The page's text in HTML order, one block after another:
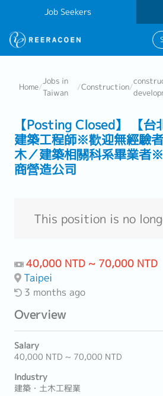
Job Seekers
Home/
Jobs in
Taiwan
/Construction/
【Posting Closed】 【台
建築工程師※歡迎無經驗
木／建築相關科系畢業者
商營造公司
This position is no
40,000 NTD ~ 70,000 NTD
Taipei
3 months ago
Overview
Salary
40,000 NTD ~ 70,000 NTD
Industry
建築・土木工程業